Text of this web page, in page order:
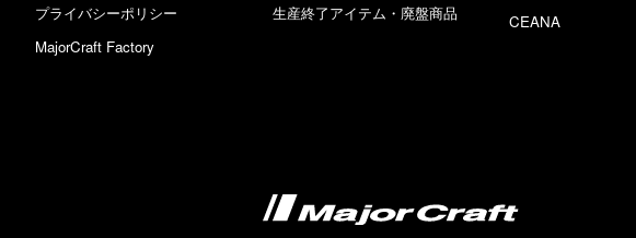
プライバシーポリシー
MajorCraft Factory
生産終了アイテム・廃盤商品
CEANA